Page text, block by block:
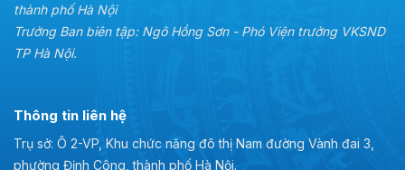
thành phố Hà Nội
Trưởng Ban biên tập: Ngô Hồng Sơn - Phó Viện trưởng VKSND
TP Hà Nội.
Thông tin liên hệ
Trụ sở: Ô 2-VP, Khu chức năng đô thị Nam đường Vành đai 3,
phường Định Công, thành phố Hà Nội.